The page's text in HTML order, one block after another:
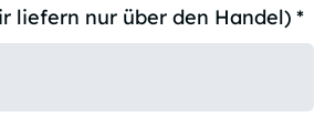
liefern nur über den Handel) *